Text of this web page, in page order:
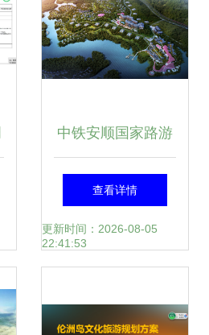
中铁安顺国家路游
公园项目开发策划|
景观设计|旅游度假
约|新中式
查看详情
更新时间：2026-08-05
22:41:53